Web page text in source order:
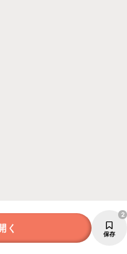
く 保存
2